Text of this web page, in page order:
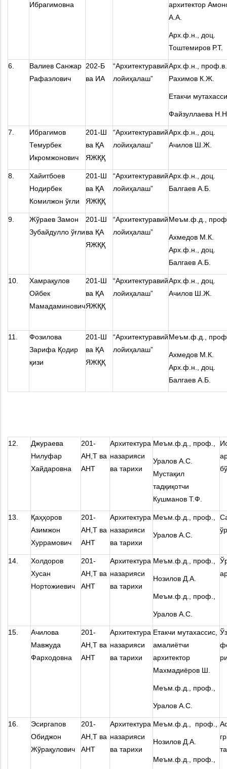
Ибрагимовна
архитектор
А.А.
Арх.ф.н., доц.
Тоштемиров Р.Т.
6.
Валиев Санжар
Рафаэлович
202-Б
ва ИА
“Архитектуравий
лойиҳалаш”
Арх.ф.н.,
Рахимов К.Ж.
Етакчи
Файзуллаева
7.
Ибрагимов
Темурбек
Икромжонович
201-Ш
ва ҚА
ЯЖҚҚ
“Архитектуравий
лойиҳалаш”
Арх.ф.н., доц.
Ачилов Ш.Ж.
8.
Хайитбоев
Нодирбек
Комилжон ўғли
201-Ш
ва ҚА
ЯЖҚҚ
“Архитектуравий
лойиҳалаш”
Арх.ф.н., доц.
Балгаев А.Б.
9.
Жўраев Замон
Зубайдулло ўғли
201-Ш
ва ҚА
ЯЖҚҚ
“Архитектуравий
лойиҳалаш”
Меъм.ф.д.,
Ахмедов М.К.
Арх.ф.н., доц.
Балгаев А.Б.
10.
Хамрақулов
Ойбек
Мамадаминович
201-Ш
ва ҚА
ЯЖҚҚ
“Архитектуравий
лойиҳалаш”
Арх.ф.н., доц.
Ачилов Ш.Ж.
11.
Фозилова
Зарифа Қодир
қизи
201-Ш
ва ҚА
ЯЖҚҚ
“Архитектуравий
лойиҳалаш”
Меъм.ф.д.,
Ахмедов М.К.
Арх.ф.н., доц.
Балгаев А.Б.
12.
Джураева
Нилуфар
Хайдаровна
201-
АН,Т ва
АНТ
Архитектура
назарияси
ва тарихи
Меъм.ф.д., проф.,
Уралов А.С.
Мустақил
тадқиқотчи
Кушманов Т.Ф.
13.
Қаҳҳоров
Азимжон
Хуррамович
201-
АН,Т ва
АНТ
Архитектура
назарияси
ва тарихи
Меъм.ф.д., проф.,
Уралов А.С.
14.
Холдоров
Хусан
Нортожиевич
201-
АН,Т ва
АНТ
Архитектура
назарияси
ва тарихи
Меъм.ф.д., проф.,
Нозилов Д.А.
Меъм.ф.д., проф.,
Уралов А.С.
15.
Ачилова
Мавжуда
Фарходовна
201-
АН,Т ва
АНТ
Архитектура
назарияси
ва тарихи
Етакчи мутахассис,
амалиётчи
архитектор
Махмадиёров Ш.
Меъм.ф.д., проф.,
Уралов А.С.
16.
Эсиргапов
Обиджон
Жўрақулович
201-
АН,Т ва
АНТ
Архитектура
назарияси
ва тарихи
Меъм.ф.д., проф.,
Нозилов Д.А.
Меъм.ф.д., проф.,